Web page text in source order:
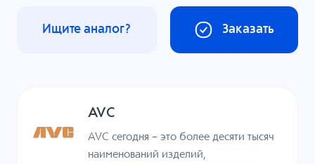
Заказать
Ищите аналог?
AVC
AVC сегодня – это более десяти тысяч
наименований изделий,